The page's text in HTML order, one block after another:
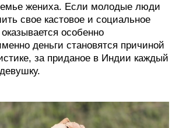
жениха. Если молодые люди
свое кастовое и социальное
особенно
деньги становятся причиной
за приданое в Индии каждый